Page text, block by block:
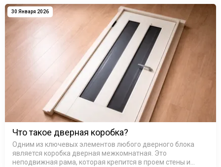
представляет со…
30 Января 2026
Что такое дверная коробка?
Одним из ключевых элементов любого дверного блока
является коробка дверная межкомнатная. Это
неподвижная рама, которая крепится в проем стены и